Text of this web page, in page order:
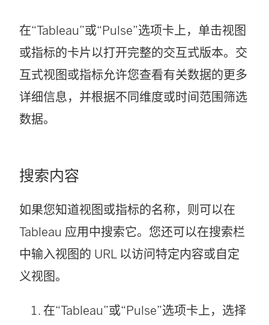
在“Tableau”或“Pulse”选项卡上，单击视图
或指标的卡片以打开完整的交互式版本。交
互式视图或指标允许您查看有关数据的更多
详细信息，并根据不同维度或时间范围筛选
数据。
搜索内容
如果您知道视图或指标的名称，则可以在
Tableau 应用中搜索它。您还可以在搜索栏
中输入视图的 URL 以访问特定内容或自定
义视图。
在“Tableau”或“Pulse”选项卡上，选择